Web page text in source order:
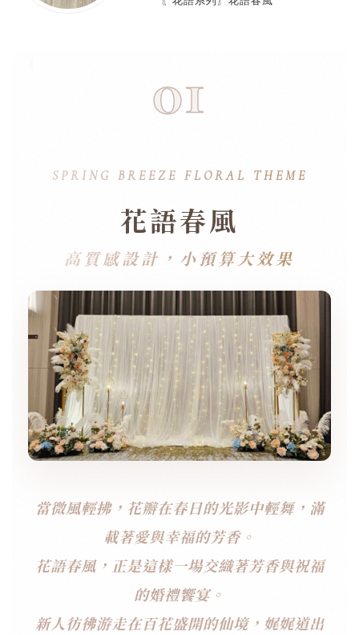
01
SPRING BREEZE FLORAL THEME
花語春風
高質感設計，小預算大效果
當微風輕拂，花瓣在春日的光影中輕舞，滿
載著愛與幸福的芳香。
花語春風，正是這樣一場交織著芳香與祝福
的婚禮饗宴。
新人彷彿游走在百花盛開的仙境，娓娓道出